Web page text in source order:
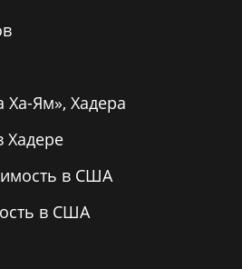
Ям», Хадера
Хадере
в США
в США